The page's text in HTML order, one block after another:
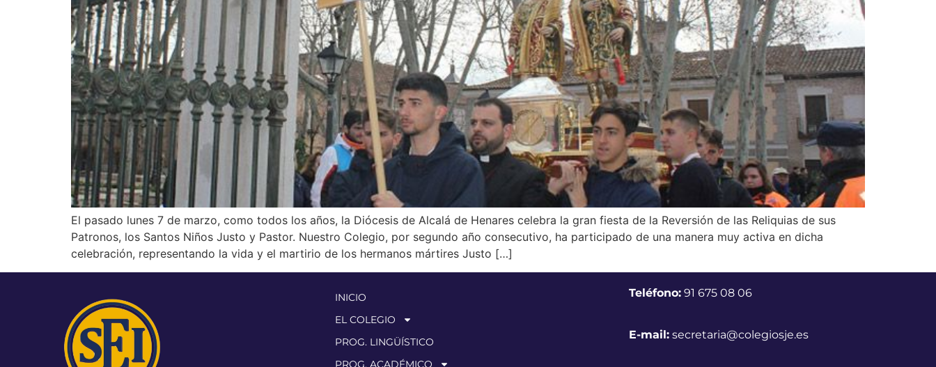
El pasado lunes 7 de marzo, como todos los años, la Diócesis de Alcalá de Henares celebra la gran fiesta de la Reversión de las Reliquias de sus
Patronos, los Santos Niños Justo y Pastor. Nuestro Colegio, por segundo año consecutivo, ha participado de una manera muy activa en dicha
celebración, representando la vida y el martirio de los hermanos mártires Justo […]
INICIO
EL COLEGIO
PROG. LINGÜÍSTICO
PROG. ACADÉMICO
Teléfono:91 675 08 06
E-mail: secretaria@colegiosje.es